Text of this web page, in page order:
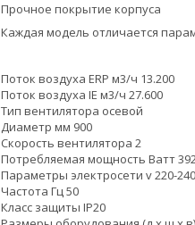
Прочное покрытие корпуса
Каждая модель отличается
Поток воздуха ERP м3/ч 13.200
Поток воздуха IE м3/ч 27.600
Тип вентилятора осевой
Диаметр мм 900
Скорость вентилятора 2
Потребляемая мощность Ватт
Параметры электросети v 220-240
Частота Гц 50
Класс защиты IP20